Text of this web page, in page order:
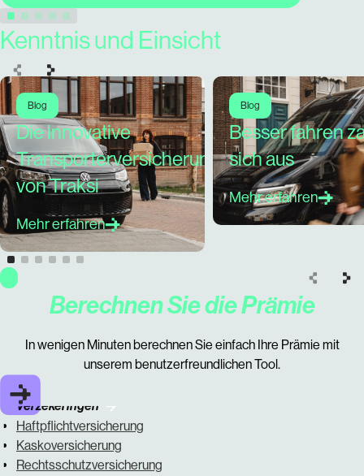
Kenntnis und Einsicht
Blog
Die innovative
Transporterversicherung
von Traksi
Mehr erfahren
Blog
Besser fahren
sich aus
Mehr erfahren
Berechnen Sie die Prämie
In wenigen Minuten berechnen Sie einfach Ihre Prämie mit
unserem benutzerfreundlichen Tool.
Verzekeringen
Haftpflichtversicherung
Kaskoversicherung
Rechtsschutzversicherung